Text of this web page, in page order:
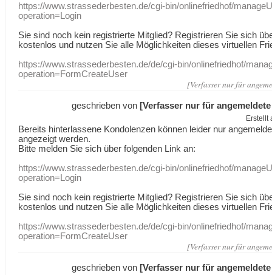
https://www.strassederbesten.de/cgi-bin/onlinefriedhof/
operation=Login
Sie sind noch kein registrierte Mitglied? Registrieren Sie sich
kostenlos und nutzen Sie alle Möglichkeiten dieses virtuellen
https://www.strassederbesten.de/de/cgi-bin/onlinefriedhof/
operation=FormCreateUser
[Verfasser nur für
geschrieben von [Verfasser nur für
Erstellt
Bereits hinterlassene Kondolenzen können leider nur
angezeigt werden.
Bitte melden Sie sich über folgenden Link an:
https://www.strassederbesten.de/cgi-bin/onlinefriedhof/
operation=Login
Sie sind noch kein registrierte Mitglied? Registrieren Sie sich
kostenlos und nutzen Sie alle Möglichkeiten dieses virtuellen
https://www.strassederbesten.de/de/cgi-bin/onlinefriedhof/
operation=FormCreateUser
[Verfasser nur für
geschrieben von [Verfasser nur für